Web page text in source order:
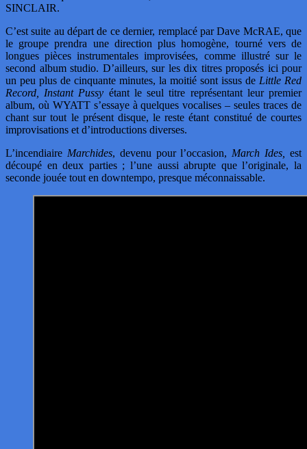
SINCLAIR.
C’est suite au départ de ce dernier, remplacé par Dave McRAE, que
le groupe prendra une direction plus homogène, tourné vers de
longues pièces instrumentales improvisées, comme illustré sur le
second album studio. D’ailleurs, sur les dix titres proposés ici pour
un peu plus de cinquante minutes, la moitié sont issus de Little Red
Record, Instant Pussy étant le seul titre représentant leur premier
album, où WYATT s’essaye à quelques vocalises – seules traces de
chant sur tout le présent disque, le reste étant constitué de courtes
improvisations et d’introductions diverses.
L’incendiaire Marchides, devenu pour l’occasion, March Ides,
est
découpé en deux parties ; l’une aussi abrupte que l’originale, la
seconde jouée tout en downtempo, presque méconnaissable.